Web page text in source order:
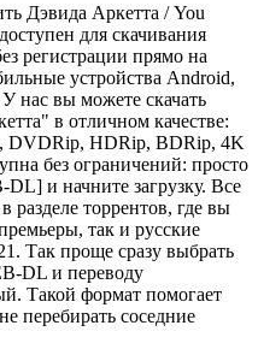
Дэвида Аркетта / You
для скачивания
регистрации прямо на
устройства Android,
нас вы можете скачать
в отличном качестве:
DVDRip, HDRip, BDRip, 4K
без ограничений: просто
и начните загрузку. Все
торрентов, где вы
так и русские
Так проще сразу выбрать
DL и переводу
Такой формат помогает
перебирать соседние